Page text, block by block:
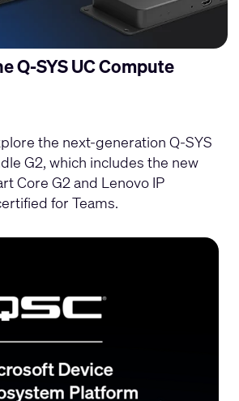
Q-SYS UC Compute
the next-generation Q-SYS
G2, which includes the new
Core G2 and Lenovo IP
for Teams.